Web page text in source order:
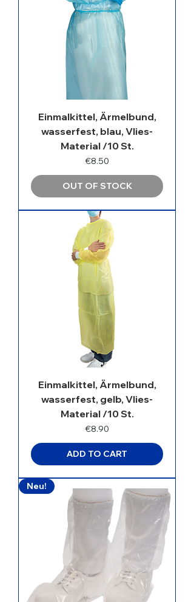
Einmalkittel, Ärmelbund,
wasserfest, blau, Vlies-
Material /10 St.
Price
€8.50
OUT OF STOCK
Einmalkittel, Ärmelbund,
wasserfest, gelb, Vlies-
Material /10 St.
Price
€8.90
ADD TO CART
Neu!